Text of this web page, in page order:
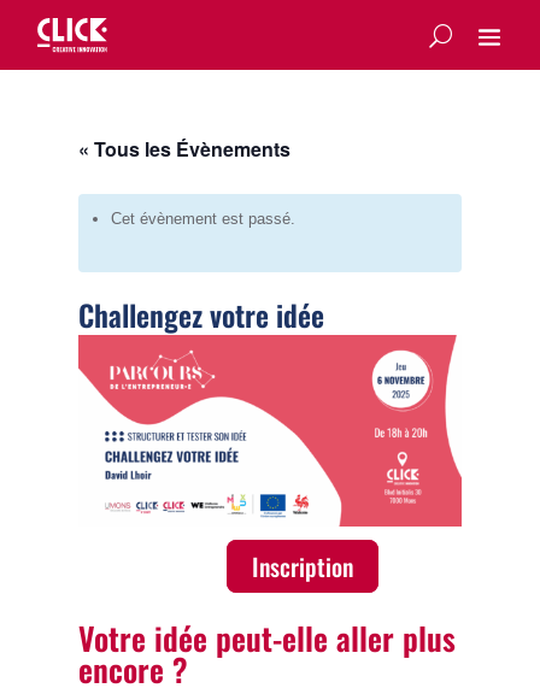
« Tous les Évènements
Cet évènement est passé.
Challengez votre idée
Inscription
Votre idée peut-elle aller plus loin
encore ?